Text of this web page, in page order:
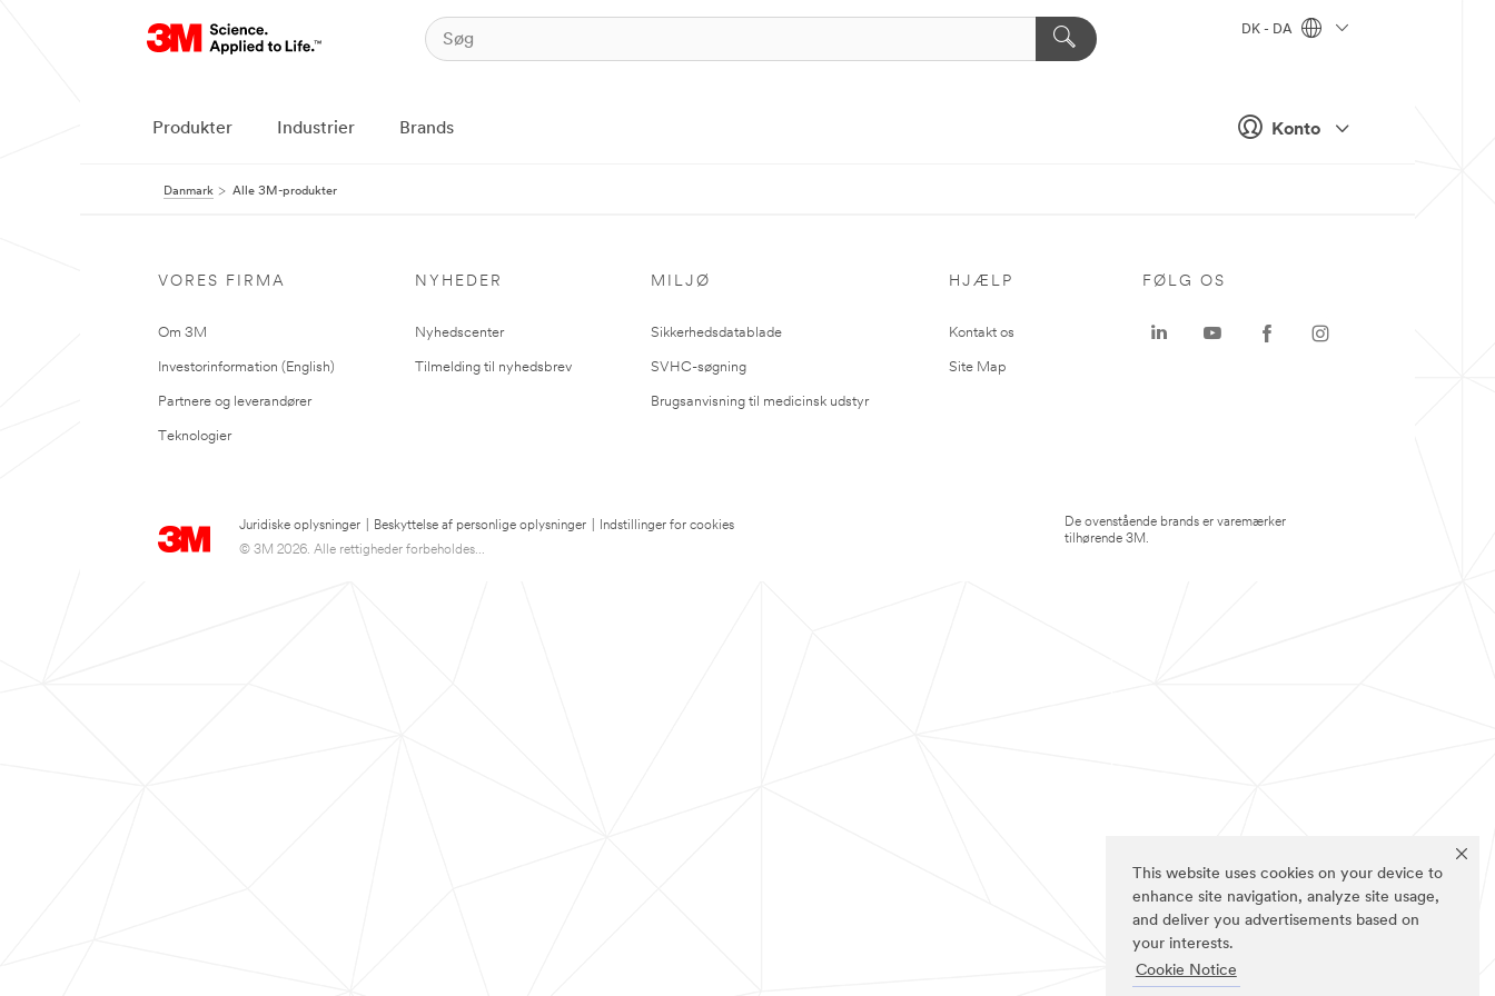
This website uses cookies on your device to
enhance site navigation, analyze site usage,
and deliver you advertisements based on
your interests.
Cookie Notice
Konto
DK - DA
Produkter Industrier Brands
Danmark Alle 3M-produkter
VORES FIRMA
Om 3M
Investorinformation (English)
Partnere og leverandører
Teknologier
NYHEDER
Nyhedscenter
Tilmelding til nyhedsbrev
MILJØ
Sikkerhedsdatablade
SVHC-søgning
Brugsanvisning til medicinsk udstyr
HJÆLP
Kontakt os
Site Map
Juridiske oplysninger Beskyttelse af personlige oplysninger
Indstillinger for cookies
© 3M 2026. Alle rettigheder forbeholdes...
FØLG OS
De ovenstående brands er varemærker
tilhørende 3M.